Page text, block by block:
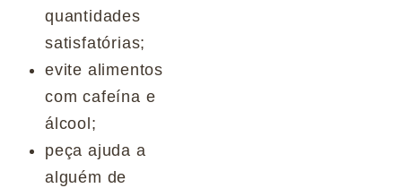
quantidades
satisfatórias;
evite alimentos
com cafeína e
álcool;
peça ajuda a
alguém de